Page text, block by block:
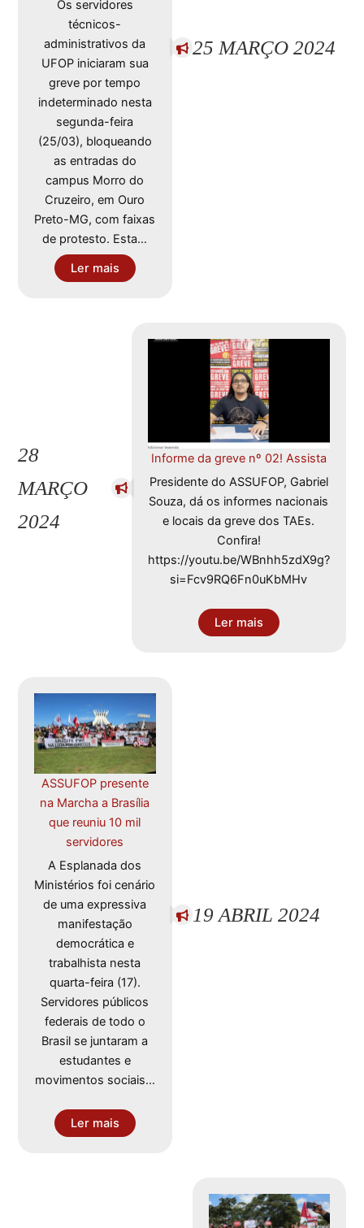
Os servidores
técnicos-
administrativos da
UFOP iniciaram sua
greve por tempo
indeterminado nesta
segunda-feira
(25/03), bloqueando
as entradas do
campus Morro do
Cruzeiro, em Ouro
Preto-MG, com faixas
de protesto. Esta…
Ler mais
25 MARÇO 2024
Informe da greve nº 02! Assista
Presidente do ASSUFOP, Gabriel
Souza, dá os informes nacionais
e locais da greve dos TAEs.
Confira!
https://youtu.be/WBnhh5zdX9g?
si=Fcv9RQ6Fn0uKbMHv
Ler mais
28
MARÇO
2024
ASSUFOP presente
na Marcha a Brasília
que reuniu 10 mil
servidores
A Esplanada dos
Ministérios foi cenário
de uma expressiva
manifestação
democrática e
trabalhista nesta
quarta-feira (17).
Servidores públicos
federais de todo o
Brasil se juntaram a
estudantes e
movimentos sociais…
Ler mais
19 ABRIL 2024